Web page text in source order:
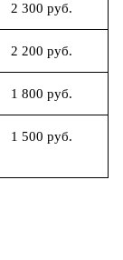
2 300 руб.
2 200 руб.
1 800 руб.
1 500 руб.